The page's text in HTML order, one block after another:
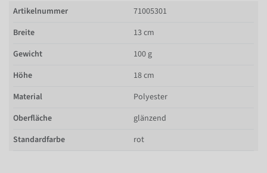
Artikelnummer
71005301
Breite
13 cm
Gewicht
100 g
Höhe
18 cm
Material
Polyester
Oberfläche
glänzend
Standardfarbe
rot